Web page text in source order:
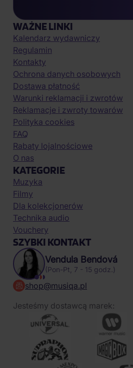
WAŻNE LINKI
Kalendarz wydawniczy
Regulamin
Kontakty
Ochrona danych osobowych
Dostawa płatność
Warunki reklamacji i zwrotów
Reklamacje i zwroty towarów
Polityka cookies
FAQ
Rabaty lojalnościowe
O nas
KATEGORIE
Muzyka
Filmy
Dla kolekcjonerów
Technika audio
Vouchery
SZYBKI KONTAKT
Vendula Bendová
(Pon-Pt, 7 - 15 godz.)
shop@musiqa.pl
Jesteśmy dostawcą marek: